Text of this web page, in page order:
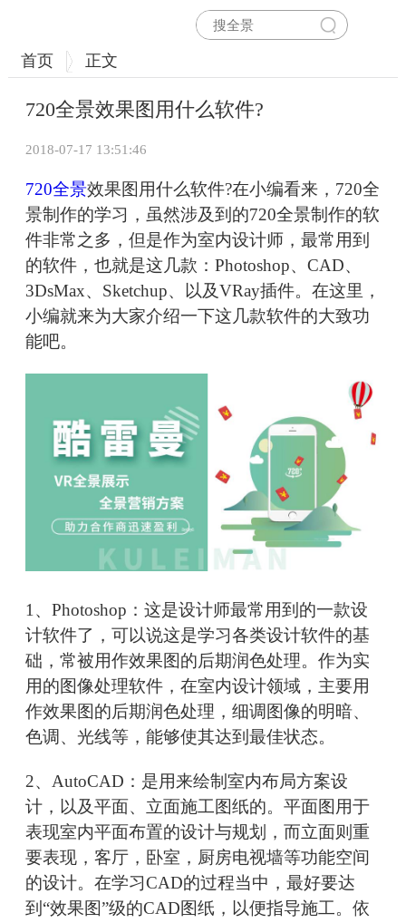
首页 正文
720全景效果图用什么软件?
2018-07-17 13:51:46
720全景效果图用什么软件?在小编看来，720全
景制作的学习，虽然涉及到的720全景制作的软
件非常之多，但是作为室内设计师，最常用到
的软件，也就是这几款：Photoshop、CAD、
3DsMax、Sketchup、以及VRay插件。在这里，
小编就来为大家介绍一下这几款软件的大致功
能吧。
1、Photoshop：这是设计师最常用到的一款设
计软件了，可以说这是学习各类设计软件的基
础，常被用作效果图的后期润色处理。作为实
用的图像处理软件，在室内设计领域，主要用
作效果图的后期润色处理，细调图像的明暗、
色调、光线等，能够使其达到最佳状态。
2、AutoCAD：是用来绘制室内布局方案设
计，以及平面、立面施工图纸的。平面图用于
表现室内平面布置的设计与规划，而立面则重
要表现，客厅，卧室，厨房电视墙等功能空间
的设计。在学习CAD的过程当中，最好要达
到“效果图”级的CAD图纸，以便指导施工。依